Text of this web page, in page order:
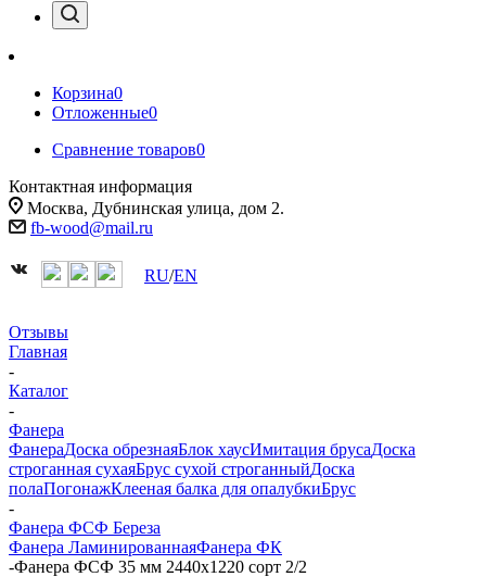
Корзина0
Отложенные0
Сравнение товаров0
Контактная информация
Москва, Дубнинская улица, дом 2.
fb-wood@mail.ru
RU/EN
Отзывы
Главная
-
Каталог
-
Фанера
ФанераДоска обрезнаяБлок хаусИмитация брусаДоска
строганная сухаяБрус сухой строганныйДоска
полаПогонажКлееная балка для опалубкиБрус
-
Фанера ФСФ Береза
Фанера ЛаминированнаяФанера ФК
-Фанера ФСФ 35 мм 2440х1220 сорт 2/2